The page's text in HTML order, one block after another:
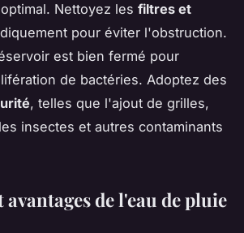
Nettoyez les filtres et
pour éviter l'obstruction.
est bien fermé pour
de bactéries. Adoptez des
, telles que l'ajout de grilles,
insectes et autres contaminants
de l'eau de pluie